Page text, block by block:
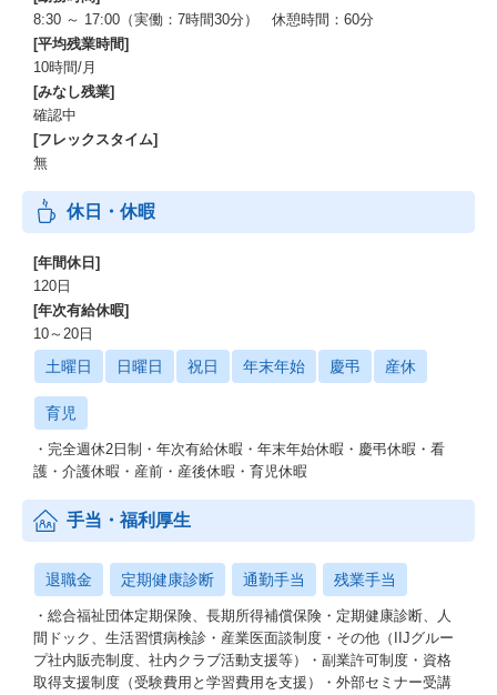
8:30 ～ 17:00（実働：7時間30分） 休憩時間：60分
[平均残業時間]
10時間/月
[みなし残業]
確認中
[フレックスタイム]
無
休日・休暇
[年間休日]
120日
[年次有給休暇]
10～20日
土曜日 日曜日 祝日 年末年始 慶弔 産休
育児
・完全週休2日制・年次有給休暇・年末年始休暇・慶弔休暇・看
護・介護休暇・産前・産後休暇・育児休暇
手当・福利厚生
退職金 定期健康診断 通勤手当 残業手当
・総合福祉団体定期保険、長期所得補償保険・定期健康診断、人
間ドック、生活習慣病検診・産業医面談制度・その他（IIJグルー
プ社内販売制度、社内クラブ活動支援等）・副業許可制度・資格
取得支援制度（受験費用と学習費用を支援）・外部セミナー受講